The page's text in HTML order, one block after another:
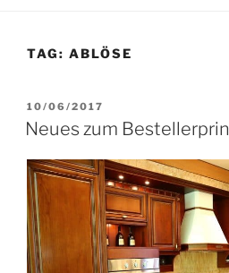
TAG: ABLÖSE
VERÖFFENTLICHT
AM
10/06/2017
Neues zum